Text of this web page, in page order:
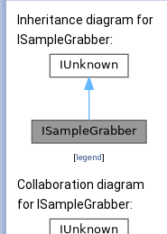
Inheritance diagram for
ISampleGrabber:
[legend]
Collaboration diagram
for ISampleGrabber: